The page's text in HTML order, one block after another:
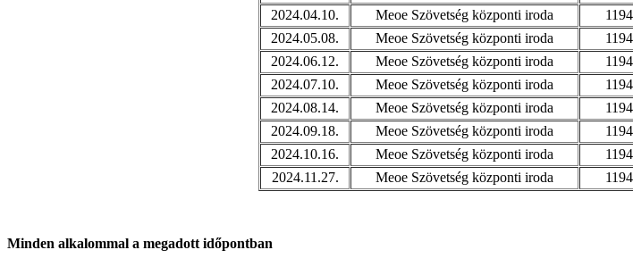
2024.04.10.
Meoe Szövetség központi iroda
2024.05.08.
Meoe Szövetség központi iroda
2024.06.12.
Meoe Szövetség központi iroda
2024.07.10.
Meoe Szövetség központi iroda
2024.08.14.
Meoe Szövetség központi iroda
2024.09.18.
Meoe Szövetség központi iroda
2024.10.16.
Meoe Szövetség központi iroda
2024.11.27.
Meoe Szövetség központi iroda
Minden alkalommal a megadott időpontban